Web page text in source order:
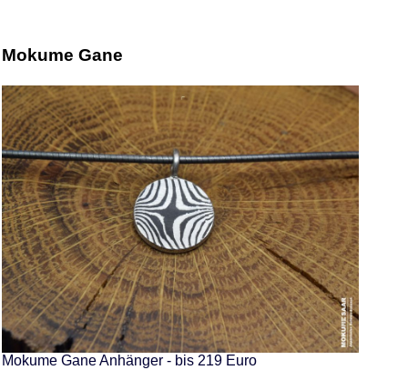
Mokume Gane
Mokume Gane Anhänger - bis 219 Euro